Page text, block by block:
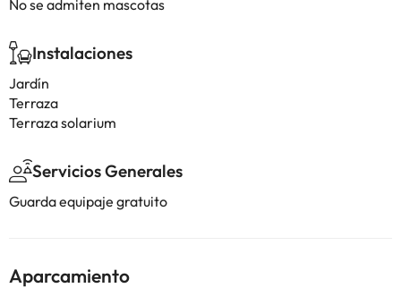
No se admiten mascotas
Instalaciones
Jardín
Terraza
Terraza solarium
Servicios Generales
Guarda equipaje gratuito
Aparcamiento